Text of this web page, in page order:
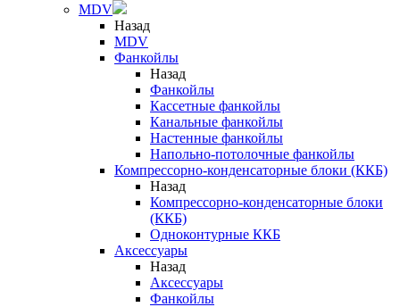
MDV
Назад
MDV
Фанкойлы
Назад
Фанкойлы
Кассетные фанкойлы
Канальные фанкойлы
Настенные фанкойлы
Напольно-потолочные фанкойлы
Компрессорно-конденсаторные блоки (ККБ)
Назад
Компрессорно-конденсаторные блоки
(ККБ)
Одноконтурные ККБ
Аксессуары
Назад
Аксессуары
Фанкойлы